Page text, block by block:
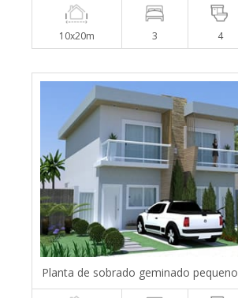
10x20m 3 4
Planta de sobrado geminado pequeno